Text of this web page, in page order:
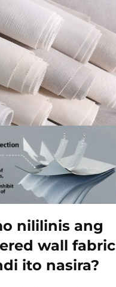
nililinis ang
wall fabric
ito nasira?